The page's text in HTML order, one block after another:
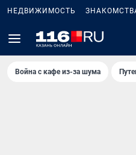
НЕДВИЖИМОСТЬ
Война с кафе из-за шума